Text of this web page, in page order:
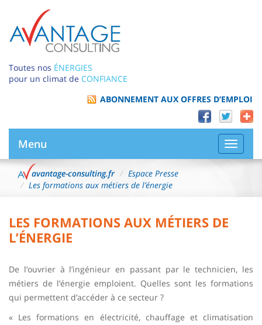
Toutes nos ÉNERGIES
pour un climat de CONFIANCE
ABONNEMENT AUX OFFRES D’EMPLOI
la
Menu
avantage-consulting.fr
Espace Presse
Les formations aux métiers de l’énergie
LES FORMATIONS AUX MÉTIERS DE
L’ÉNERGIE
De l’ouvrier à l’ingénieur en passant par le technicien, les
métiers de l’énergie emploient. Quelles sont les formations
qui permettent d’accéder à ce secteur ?
« Les formations en électricité, chauffage et climatisation